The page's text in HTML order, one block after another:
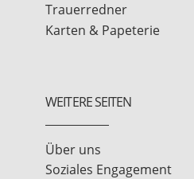
Trauerredner
Karten & Papeterie
WEITERE SEITEN
Über uns
Soziales Engagement